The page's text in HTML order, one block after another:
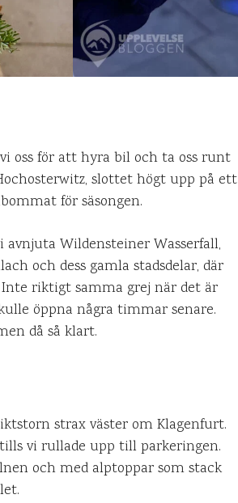
oss för att hyra bil och ta oss runt
slottet högt upp på ett
för säsongen.
Wildensteiner Wasserfall,
och dess gamla stadsdelar, där
riktigt samma grej när det är
öppna några timmar senare.
då så klart.
strax väster om Klagenfurt.
vi rullade upp till parkeringen.
och med alptoppar som stack